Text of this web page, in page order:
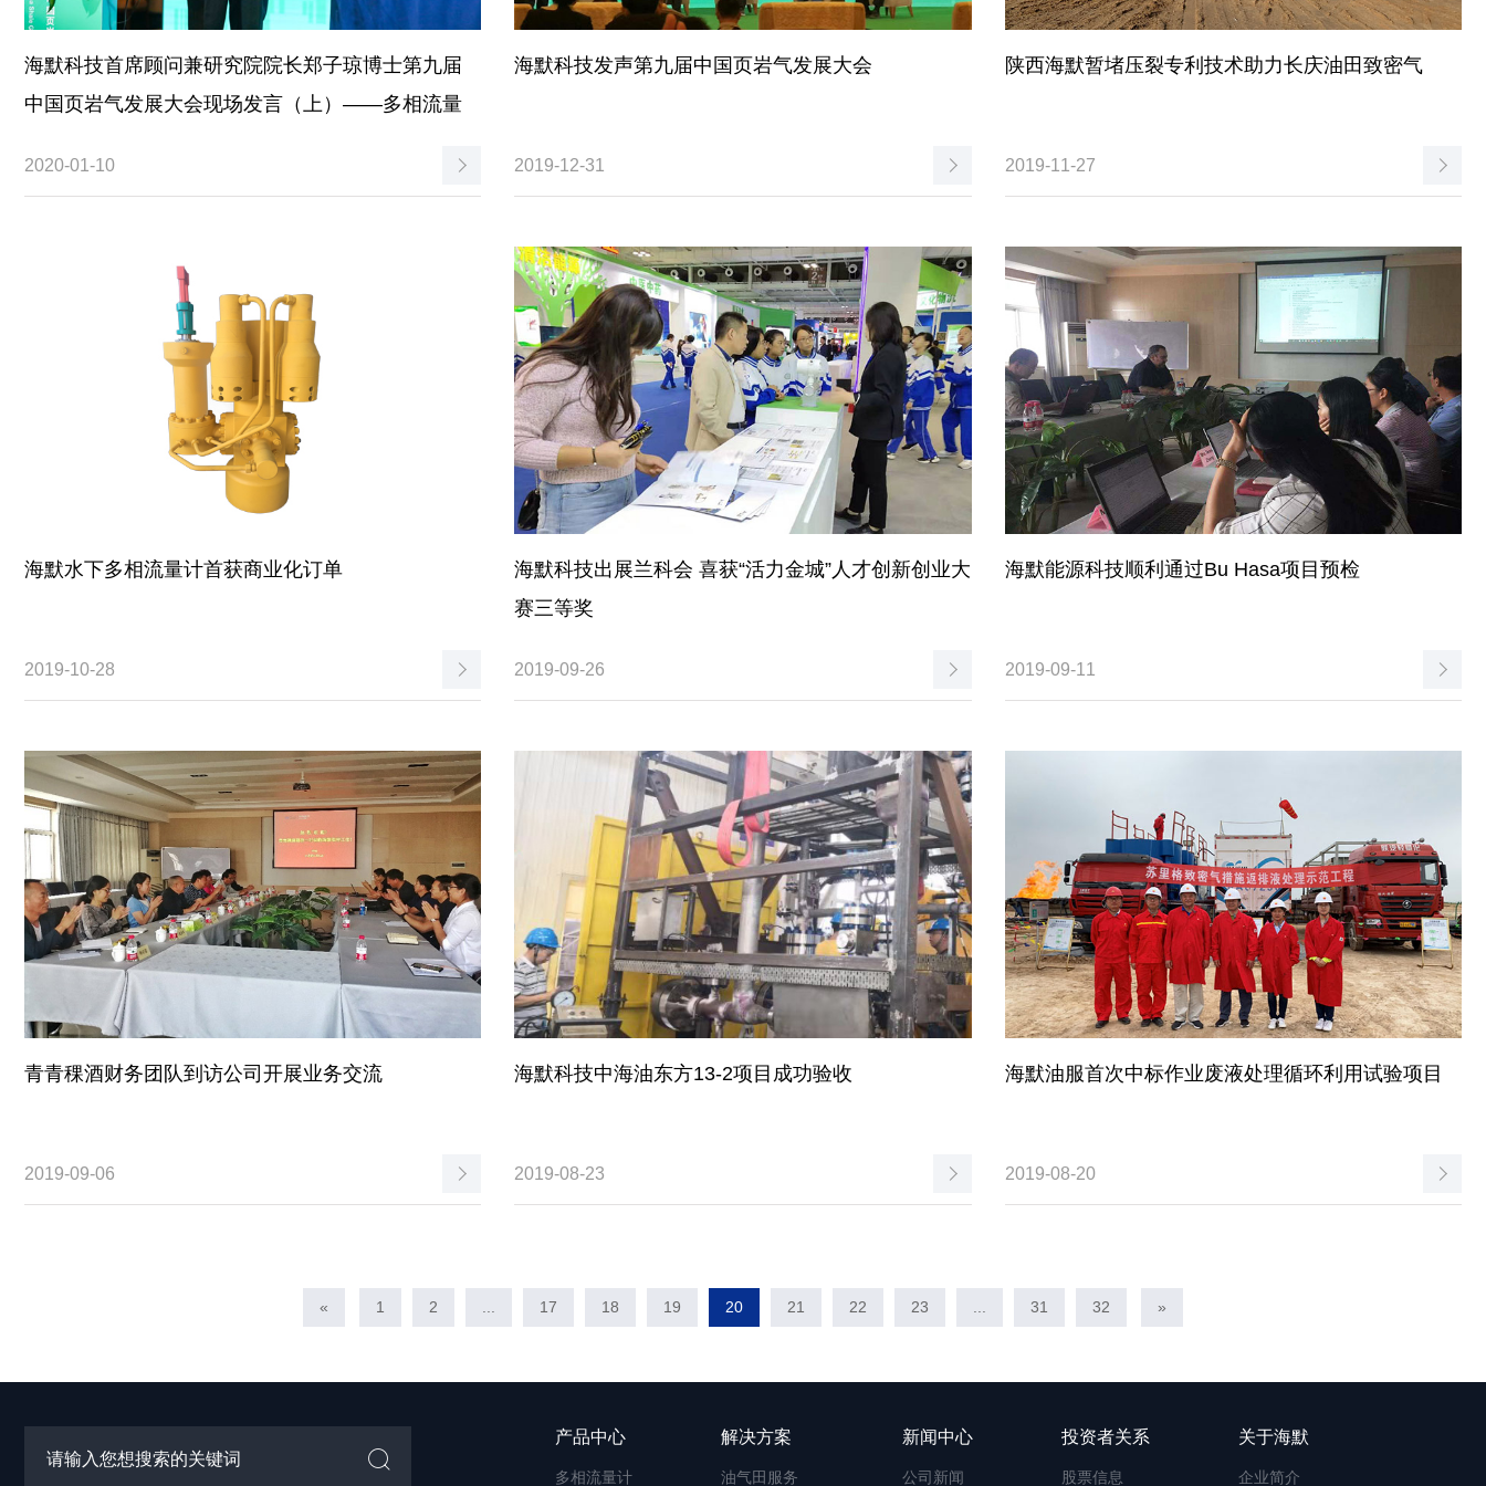
海默科技首席顾问兼研究院院长郑子琼博士第九届
中国页岩气发展大会现场发言（上）——多相流量
2020-01-10
海默科技发声第九届中国页岩气发展大会
2019-12-31
陕西海默暂堵压裂专利技术助力长庆油田致密气
2019-11-27
海默水下多相流量计首获商业化订单
2019-10-28
海默科技出展兰科会 喜获“活力金城”人才创新创业大
赛三等奖
2019-09-26
海默能源科技顺利通过Bu Hasa项目预检
2019-09-11
青青稞酒财务团队到访公司开展业务交流
2019-09-06
海默科技中海油东方13-2项目成功验收
2019-08-23
海默油服首次中标作业废液处理循环利用试验项目
2019-08-20
« 1 2 17 18 19 20 21 22 23 31 32 »
产品中心
多相流量计
解决方案
油气田服务
新闻中心
公司新闻
投资者关系
股票信息
关于海默
企业简介